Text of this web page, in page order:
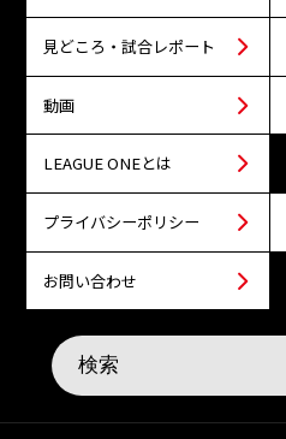
見どころ・試合レポート
動画
LEAGUE ONEとは
プライバシーポリシー
お問い合わせ